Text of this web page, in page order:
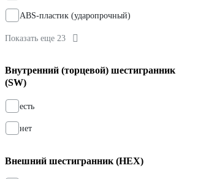
ABS-пластик (ударопрочный)
Показать еще 23
Внутренний (торцевой) шестигранник
(SW)
есть
нет
Внешний шестигранник (HEX)